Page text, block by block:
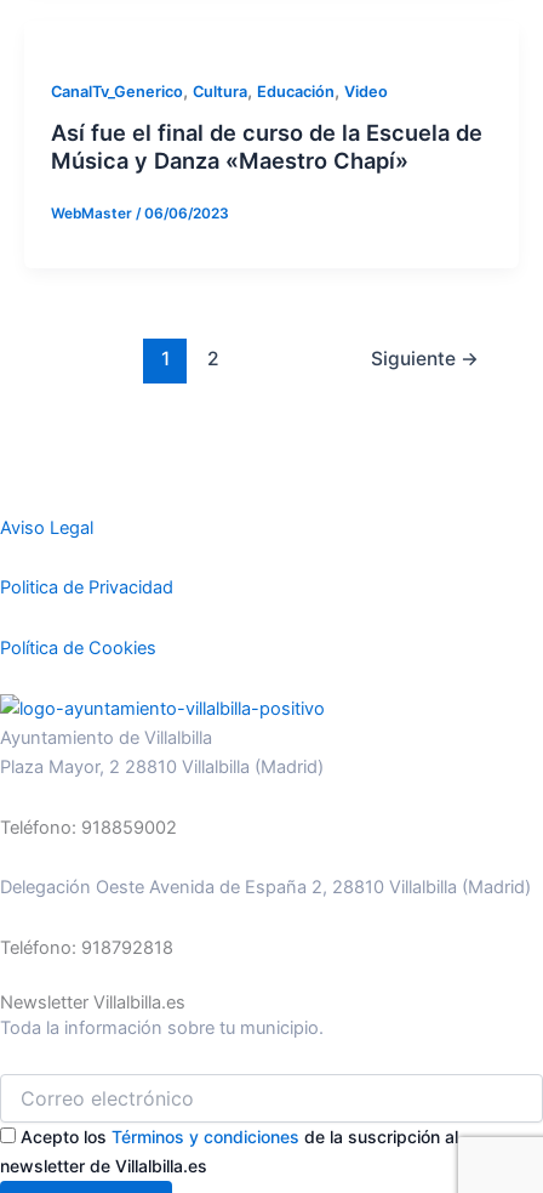
CanalTv_Generico, Cultura, Educación, Video
Así fue el final de curso de la Escuela de
Música y Danza «Maestro Chapí»
WebMaster /06/06/2023
1 2 Siguiente →
Aviso Legal
Politica de Privacidad
Política de Cookies
Ayuntamiento de Villalbilla
Plaza Mayor, 2 28810 Villalbilla (Madrid)
Teléfono: 918859002
Delegación Oeste Avenida de España 2, 28810 Villalbilla (Madrid)
Teléfono: 918792818
Newsletter Villalbilla.es
Toda la información sobre tu municipio.
Acepto los Términos y condiciones de la suscripción al
newsletter de Villalbilla.es